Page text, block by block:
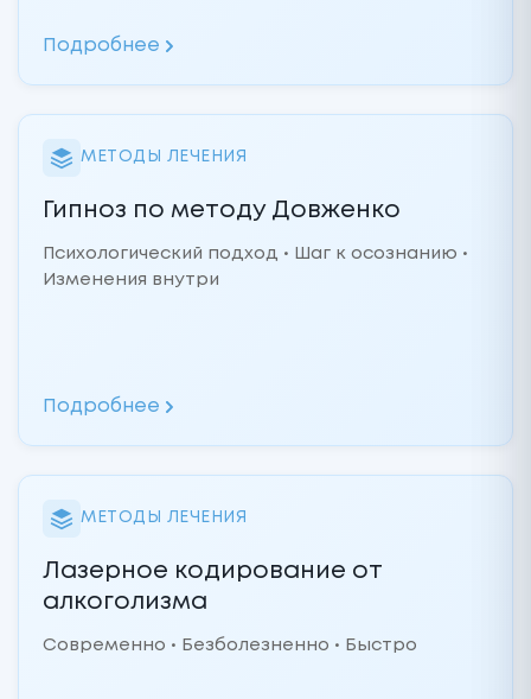
Подробнее
МЕТОДЫ ЛЕЧЕНИЯ
Гипноз по методу Довженко
Психологический подход • Шаг к осознанию •
Изменения внутри
Подробнее
МЕТОДЫ ЛЕЧЕНИЯ
Лазерное кодирование от
алкоголизма
Современно • Безболезненно • Быстро